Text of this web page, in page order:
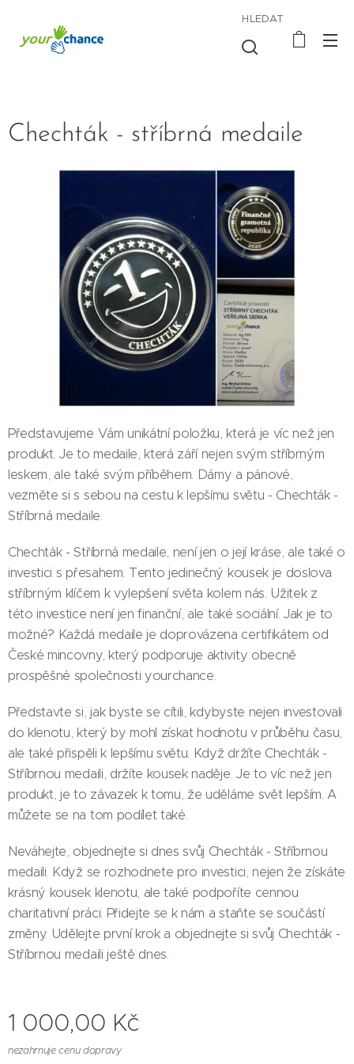
HLEDAT
Chechták - stříbrná medaile
Představujeme Vám unikátní položku, která je víc než jen
produkt. Je to medaile, která září nejen svým stříbrným
leskem, ale také svým příběhem. Dámy a pánové,
vezměte si s sebou na cestu k lepšímu světu - Chechták -
Stříbrná medaile.
Chechták - Stříbrná medaile, není jen o její kráse, ale také o
investici s přesahem. Tento jedinečný kousek je doslova
stříbrným klíčem k vylepšení světa kolem nás. Užitek z
této investice není jen finanční, ale také sociální. Jak je to
možné? Každá medaile je doprovázena certifikátem od
České mincovny, který podporuje aktivity obecně
prospěšné společnosti yourchance.
Představte si, jak byste se cítili, kdybyste nejen investovali
do klenotu, který by mohl získat hodnotu v průběhu času,
ale také přispěli k lepšímu světu. Když držíte Chechták -
Stříbrnou medaili, držíte kousek naděje. Je to víc než jen
produkt, je to závazek k tomu, že uděláme svět lepším. A
můžete se na tom podílet také.
Neváhejte, objednejte si dnes svůj Chechták - Stříbrnou
medaili. Když se rozhodnete pro investici, nejen že získáte
krásný kousek klenotu, ale také podpoříte cennou
charitativní práci. Přidejte se k nám a staňte se součástí
změny. Udělejte první krok a objednejte si svůj Chechták -
Stříbrnou medaili ještě dnes.
1 000,00 Kč
nezahrnuje cenu dopravy